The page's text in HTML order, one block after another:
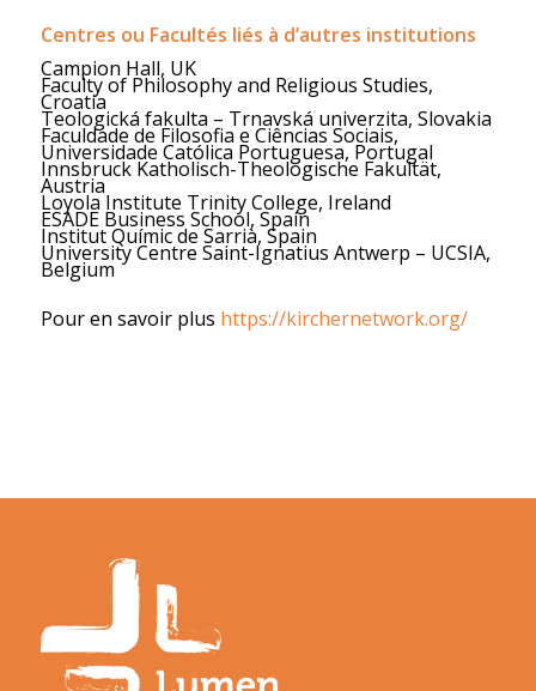
Centres ou Facultés liés à d’autres institutions
Campion Hall, UK
Faculty of Philosophy and Religious Studies,
Croatia
Teologická fakulta – Trnavská univerzita, Slovakia
Faculdade de Filosofia e Ciências Sociais,
Universidade Católica Portuguesa, Portugal
Innsbruck Katholisch-Theologische Fakultät,
Austria
Loyola Institute Trinity College, Ireland
ESADE Business School, Spain
Institut Químic de Sarrià, Spain
University Centre Saint-Ignatius Antwerp – UCSIA,
Belgium
Pour en savoir plus https://kirchernetwork.org/